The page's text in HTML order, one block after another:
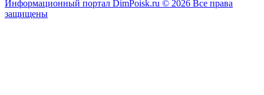
Информационный портал DimPoisk.ru © 2026 Все права
защищены